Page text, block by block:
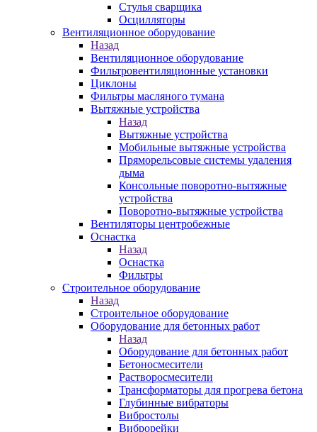
Стулья сварщика
Осцилляторы
Вентиляционное оборудование
Назад
Вентиляционное оборудование
Фильтровентиляционные установки
Циклоны
Фильтры масляного тумана
Вытяжные устройства
Назад
Вытяжные устройства
Мобильные вытяжные устройства
Пряморельсовые системы удаления
дыма
Консольные поворотно-вытяжные
устройства
Поворотно-вытяжные устройства
Вентиляторы центробежные
Оснастка
Назад
Оснастка
Фильтры
Строительное оборудование
Назад
Строительное оборудование
Оборудование для бетонных работ
Назад
Оборудование для бетонных работ
Бетоносмесители
Растворосмесители
Трансформаторы для прогрева бетона
Глубинные вибраторы
Вибростолы
Виброрейки